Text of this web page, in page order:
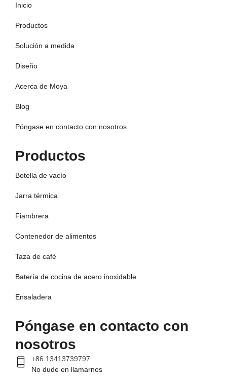
Inicio
Productos
Solución a medida
Diseño
Acerca de Moya
Blog
Póngase en contacto con nosotros
Productos
Botella de vacío
Jarra térmica
Fiambrera
Contenedor de alimentos
Taza de café
Batería de cocina de acero inoxidable
Ensaladera
Póngase en contacto con
nosotros
+86 13413739797
No dude en llamarnos